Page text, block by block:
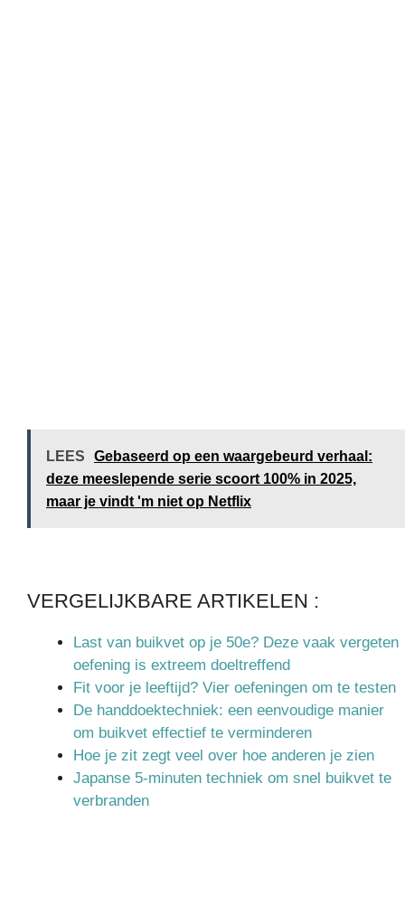
LEES
Gebaseerd op een waargebeurd verhaal:
deze meeslepende serie scoort 100% in 2025,
maar je vindt 'm niet op Netflix
VERGELIJKBARE ARTIKELEN :
Last van buikvet op je 50e? Deze vaak vergeten
oefening is extreem doeltreffend
Fit voor je leeftijd? Vier oefeningen om te testen
De handdoektechniek: een eenvoudige manier
om buikvet effectief te verminderen
Hoe je zit zegt veel over hoe anderen je zien
Japanse 5-minuten techniek om snel buikvet te
verbranden